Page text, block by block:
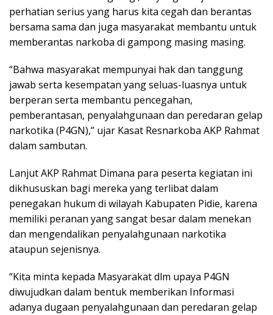
perhatian serius yang harus kita cegah dan berantas
bersama sama dan juga masyarakat membantu untuk
memberantas narkoba di gampong masing masing.
“Bahwa masyarakat mempunyai hak dan tanggung
jawab serta kesempatan yang seluas-luasnya untuk
berperan serta membantu pencegahan,
pemberantasan, penyalahgunaan dan peredaran gelap
narkotika (P4GN),” ujar Kasat Resnarkoba AKP Rahmat
dalam sambutan.
Lanjut AKP Rahmat Dimana para peserta kegiatan ini
dikhususkan bagi mereka yang terlibat dalam
penegakan hukum di wilayah Kabupaten Pidie, karena
memiliki peranan yang sangat besar dalam menekan
dan mengendalikan penyalahgunaan narkotika
ataupun sejenisnya.
“Kita minta kepada Masyarakat dlm upaya P4GN
diwujudkan dalam bentuk memberikan Informasi
adanya dugaan penyalahgunaan dan peredaran gelap